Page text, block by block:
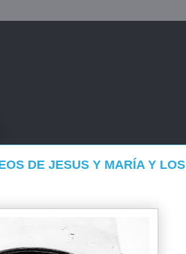
DE JESUS Y MARÍA Y LOS